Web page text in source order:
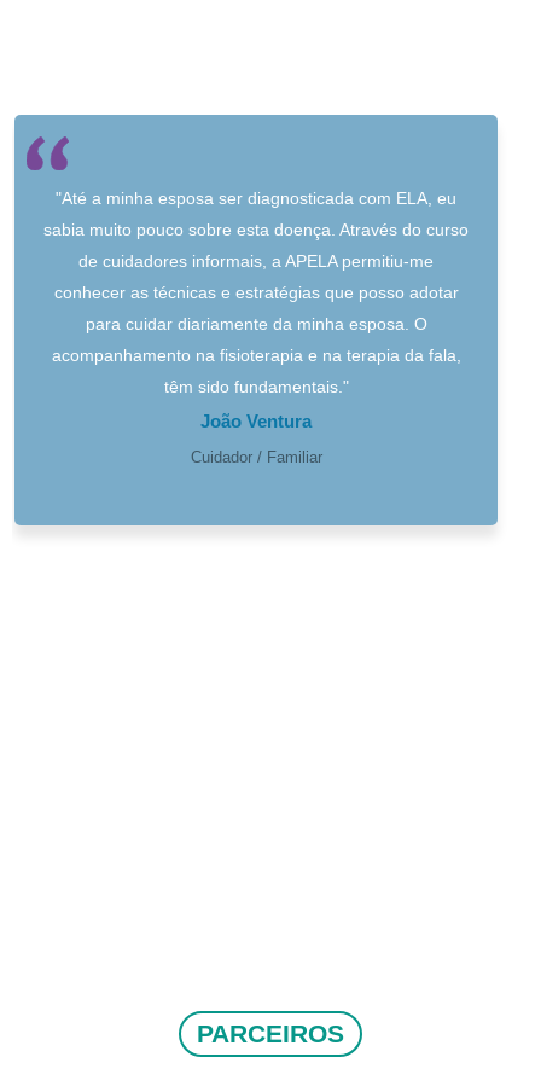
"Até a minha esposa ser diagnosticada com ELA, eu
sabia muito pouco sobre esta doença. Através do curso
de cuidadores informais, a APELA permitiu-me
conhecer as técnicas e estratégias que posso adotar
para cuidar diariamente da minha esposa. O
acompanhamento na fisioterapia e na terapia da fala,
têm sido fundamentais."
João Ventura
Cuidador / Familiar
PARCEIROS